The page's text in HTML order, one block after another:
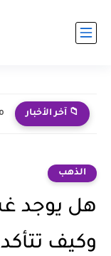
📁 آخر الأخبار
الذهب
هل يوجد
وكيف